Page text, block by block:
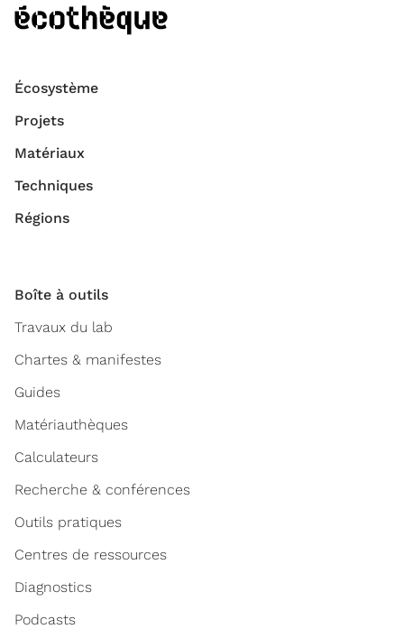
Écosystème
Projets
Matériaux
Techniques
Régions
Boîte à outils
Travaux du lab
Chartes & manifestes
Guides
Matériauthèques
Calculateurs
Recherche & conférences
Outils pratiques
Centres de ressources
Diagnostics
Podcasts